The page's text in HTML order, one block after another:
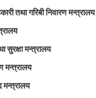
तथा गरिबी निवारण मन्त्रालय
सुरक्षा मन्त्रालय
मन्त्रालय